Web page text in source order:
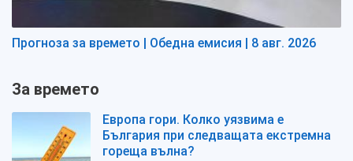
Прогноза за времето | Обедна емисия | 8 авг. 2026
За времето
Европа гори. Колко уязвима е
България при следващата екстремна
гореща вълна?